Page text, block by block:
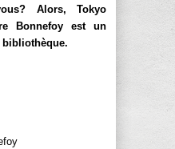
Alors, Tokyo
Bonnefoy est un
bibliothèque.